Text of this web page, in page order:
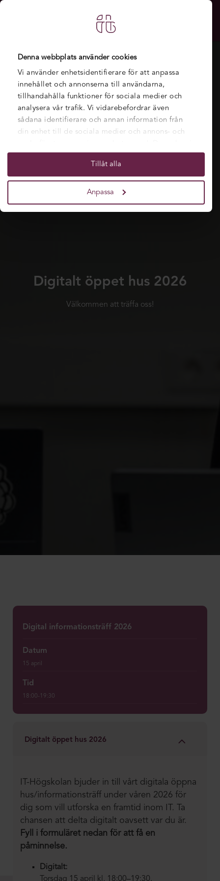
Denna webbplats använder cookies
Vi använder enhetsidentifierare för att anpassa
innehållet och annonserna till användarna,
tillhandahålla funktioner för sociala medier och
analysera vår trafik. Vi vidarebefordrar även
sådana identifierare och annan information från
din enhet till de sociala medier och annons- och
information som du har tillhandahållit eller som
de har samlat in när du har använt deras tjänster.
Tillåt alla
Anpassa
Digitalt öppet hus 2026
Välkommen att träffa oss!
Digital informationsträff 2026
Datum
15 april
Tid
18:00-19:30
Digitalt öppet hus 2026
IT-Högskolan bjuder in till vårt digitala öppna
hus/informationsträff under våren 2026 för
dig som vill utforska en framtid inom IT. Ta
chansen att delta digitalt oavsett var du är.
Fyll i formuläret nedan för att få en
påminnelse.
Digitalt:
Torsdag 15 april kl. 18:00–19:30.